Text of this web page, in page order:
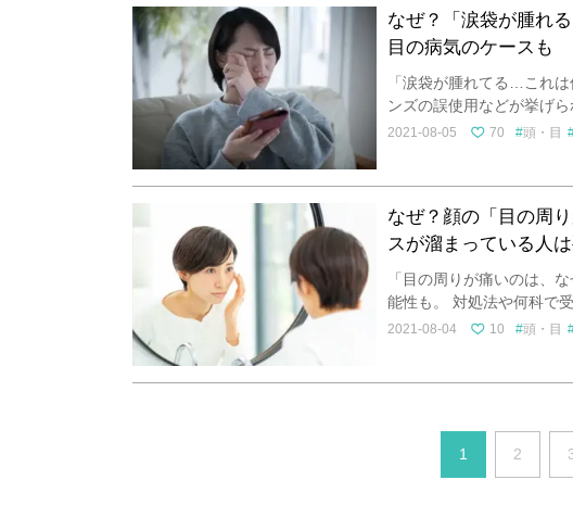
なぜ？「涙袋が腫れ
目の病気のケースも
「涙袋が腫れてる…これ
ンズの誤使用などが挙げ
2021-08-05 70 頭・目
なぜ？顔の「目の周
スが溜まっている人
「目の周りが痛いのは、
能性も。 対処法や何科で
2021-08-04 10 頭・目
1 2